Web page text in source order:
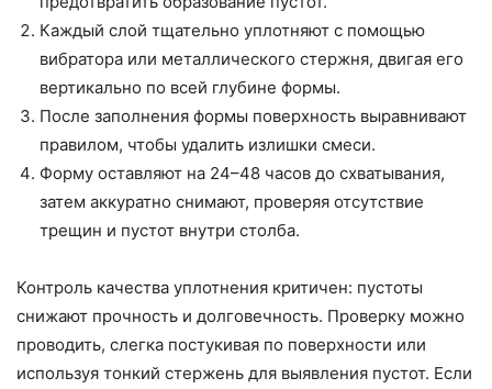
Каждый слой тщательно уплотняют с помощью
вибратора или металлического стержня, двигая его
вертикально по всей глубине формы.
После заполнения формы поверхность выравнивают
правилом, чтобы удалить излишки смеси.
Форму оставляют на 24–48 часов до схватывания,
затем аккуратно снимают, проверяя отсутствие
трещин и пустот внутри столба.
Контроль качества уплотнения критичен: пустоты
снижают прочность и долговечность. Проверку можно
проводить, слегка постукивая по поверхности или
используя тонкий стержень для выявления пустот. Если